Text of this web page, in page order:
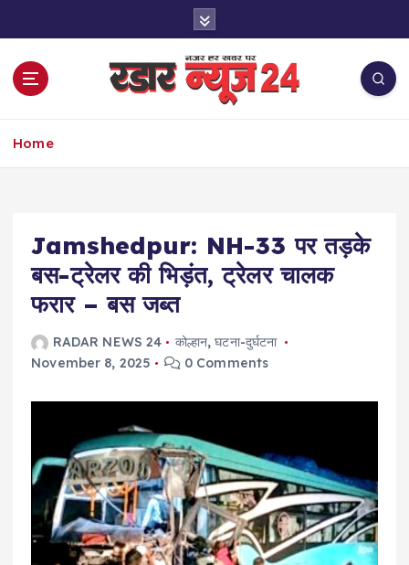
Home
Jamshedpur: NH-33 पर तड़के
बस-ट्रेलर की भिड़ंत, ट्रेलर चालक
फरार – बस जब्त
RADAR NEWS 24 कोल्हान,घटना-दुर्घटना
November 8, 2025
0 Comments